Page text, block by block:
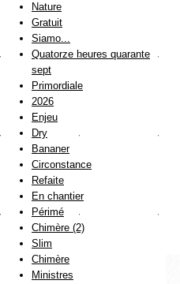
Nature
Gratuit
Siamo...
Quatorze heures quarante
sept
Primordiale
2026
Enjeu
Dry
Bananer
Circonstance
Refaite
En chantier
Périmé
Chimère (2)
Slim
Chimère
Ministres